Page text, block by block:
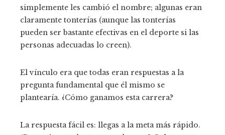
simplemente les cambió el nombre; algunas eran
claramente tonterías (aunque las tonterías
pueden ser bastante efectivas en el deporte si las
personas adecuadas lo creen).
El vínculo era que todas eran respuestas a la
pregunta fundamental que él mismo se
plantearía. ¿Cómo ganamos esta carrera?
La respuesta fácil es: llegas a la meta más rápido.